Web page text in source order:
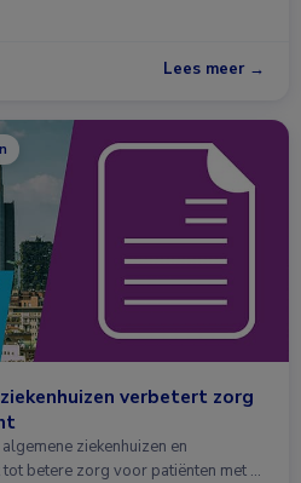
Lees meer →
verbetert zorg
ziekenhuizen en
betere zorg voor patiënten met …